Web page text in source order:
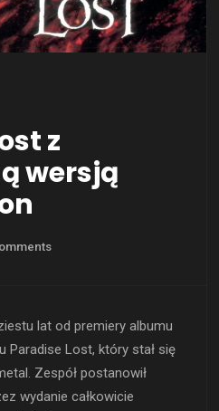
z
wersją
lat od premiery albumu
Paradise Lost, który stał się
Zespół postanowił
wydanie całkowicie